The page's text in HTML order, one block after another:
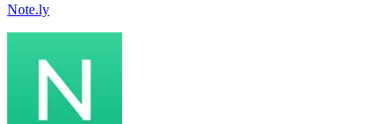
Note.ly